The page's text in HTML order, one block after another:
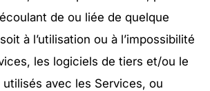
de ou liée de quelque
à l’utilisation ou à l’impossibilité
les logiciels de tiers et/ou le
avec les Services, ou